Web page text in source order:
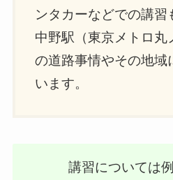
ンタカーなどでの講習
中野駅（東京メトロ丸
の道路事情やその地域
います。
講習については